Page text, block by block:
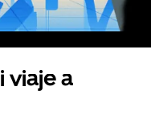
viaje a